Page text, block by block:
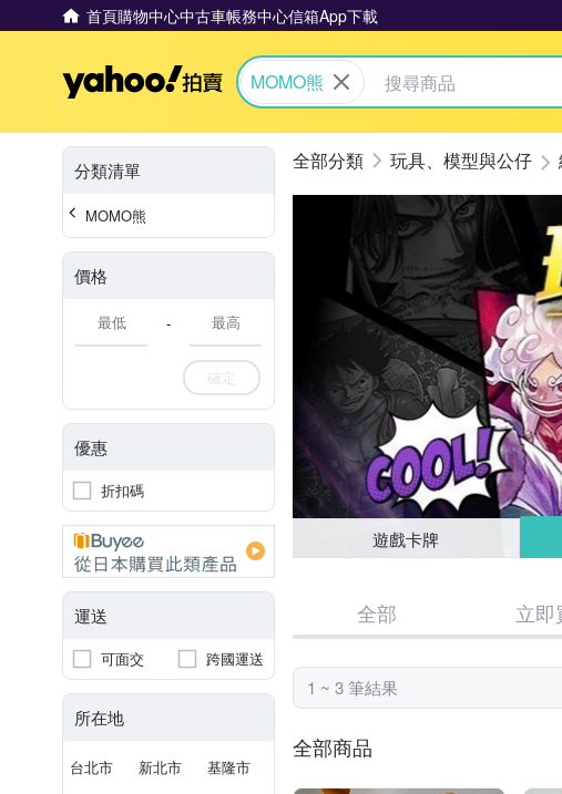
首頁購物中心中古車帳務中心信箱App下載
Yahoo拍賣
MOMO熊
分類清單
MOMO熊
價格
-
確定
優惠
折扣碼
運送
可面交 跨國運送
所在地
台北市 新北市 基隆市
玩具、模型與公仔
遊戲卡牌
全部 立即
1 ~ 3 筆結果
全部商品